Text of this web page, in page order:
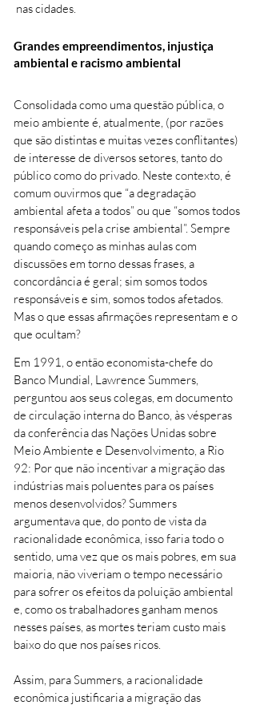
nas cidades.
Grandes empreendimentos, injustiça
ambiental e racismo ambiental
Consolidada como uma questão pública, o
meio ambiente é, atualmente, (por razões
que são distintas e muitas vezes conflitantes)
de interesse de diversos setores, tanto do
público como do privado. Neste contexto, é
comum ouvirmos que “a degradação
ambiental afeta a todos” ou que “somos todos
responsáveis pela crise ambiental”. Sempre
quando começo as minhas aulas com
discussões em torno dessas frases, a
concordância é geral; sim somos todos
responsáveis e sim, somos todos afetados.
Mas o que essas afirmações representam e o
que ocultam?
Em 1991, o então economista-chefe do
Banco Mundial, Lawrence Summers,
perguntou aos seus colegas, em documento
de circulação interna do Banco, às vésperas
da conferência das Nações Unidas sobre
Meio Ambiente e Desenvolvimento, a Rio
92: Por que não incentivar a migração das
indústrias mais poluentes para os países
menos desenvolvidos? Summers
argumentava que, do ponto de vista da
racionalidade econômica, isso faria todo o
sentido, uma vez que os mais pobres, em sua
maioria, não viveriam o tempo necessário
para sofrer os efeitos da poluição ambiental
e, como os trabalhadores ganham menos
nesses países, as mortes teriam custo mais
baixo do que nos países ricos.
Assim, para Summers, a racionalidade
econômica justificaria a migração das